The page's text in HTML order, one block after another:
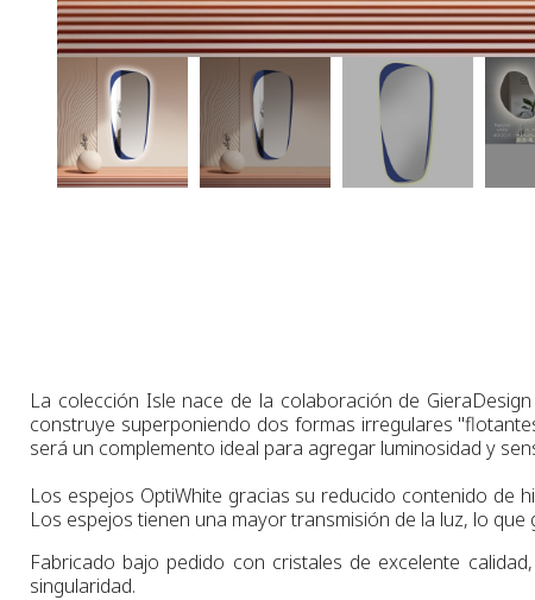
La colección Isle nace de la colaboración de
construye superponiendo dos formas irregulares
será un complemento ideal para agregar luminosidad y
Los espejos OptiWhite gracias su reducido contenido de
Los espejos tienen una mayortransmisión de la luz, lo que
Fabricado bajo pedido con cristales de excelente
singularidad.